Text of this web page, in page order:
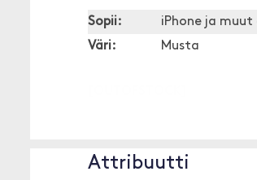
Sopii:
iPhone ja
Väri:
Musta
Attribuutti